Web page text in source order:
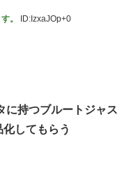
想像以上にヤバい…
新刊でヒロイン戦争決着
った…」 日本を知ってし
。 ID:IzxaJOp+0
に持つブルートジャス
してもらう